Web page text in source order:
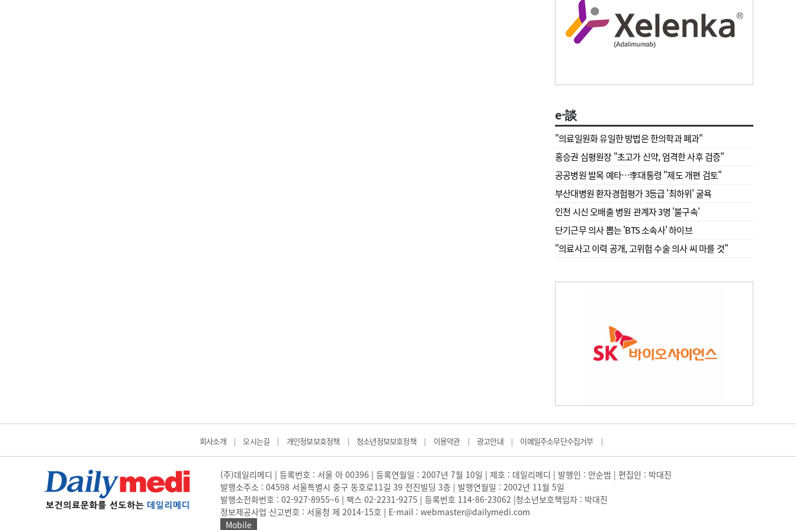
e-談
"의료일원화 유일한 방법은 한의학과 폐과"
홍승권 심평원장 " 초고가 신약, 엄격한 사후 검증"
공공병원 발목 예타…李대통령 "제도 개편 검토"
부산대병원 환자경험평가 3등급 '최하위' 굴욕
인천 시신 오배출 병원 관계자 3명 '불구속'
단기근무 의사 뽑는 'BTS 소속사' 하이브
"의료사고 이력 공개, 고위험 수술 의사 씨 마를 것"
회사소개 | 오시는길 | 개인정보보호정책 | 청소년정보보호정책 | 이용약관 | 광고안내 | 이메일주소무단수집거부 |
(주)데일리메디 | 등록번호 : 서울 아 00396 | 등록연월일 : 2007년 7월 10일 | 제호 : 데일리메디 | 발행인 : 안순범 | 편집인 : 박대진
발행소주소 : 04598 서울특별시 중구 동호로11길 39 전진빌딩 3층 | 발행연월일 : 2002년 11월 5일
발행소전화번호 : 02-927-8955~6 | 팩스 02-2231-9275 | 등록번호 114-86-23062 |청소년보호책임자 : 박대진
정보제공사업 신고번호 : 서울청 제 2014-15호 | E-mail : webmaster@dailymedi.com
Mobile